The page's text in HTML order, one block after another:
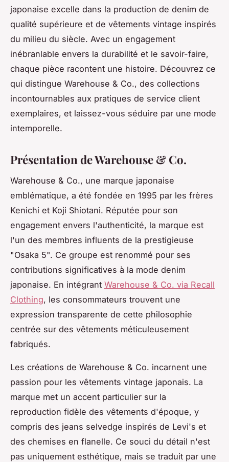
japonaise excelle dans la production de denim de
qualité supérieure et de vêtements vintage inspirés
du milieu du siècle. Avec un engagement
inébranlable envers la durabilité et le savoir-faire,
chaque pièce racontent une histoire. Découvrez ce
qui distingue Warehouse & Co., des collections
incontournables aux pratiques de service client
exemplaires, et laissez-vous séduire par une mode
intemporelle.
Présentation de Warehouse & Co.
Warehouse & Co., une marque japonaise
emblématique, a été fondée en 1995 par les frères
Kenichi et Koji Shiotani. Réputée pour son
engagement envers l'authenticité, la marque est
l'un des membres influents de la prestigieuse
"Osaka 5". Ce groupe est renommé pour ses
contributions significatives à la mode denim
japonaise. En intégrant Warehouse & Co. via Recall
Clothing, les consommateurs trouvent une
expression transparente de cette philosophie
centrée sur des vêtements méticuleusement
fabriqués.
Les créations de Warehouse & Co. incarnent une
passion pour les vêtements vintage japonais. La
marque met un accent particulier sur la
reproduction fidèle des vêtements d'époque, y
compris des jeans selvedge inspirés de Levi's et
des chemises en flanelle. Ce souci du détail n'est
pas uniquement esthétique, mais se traduit par une